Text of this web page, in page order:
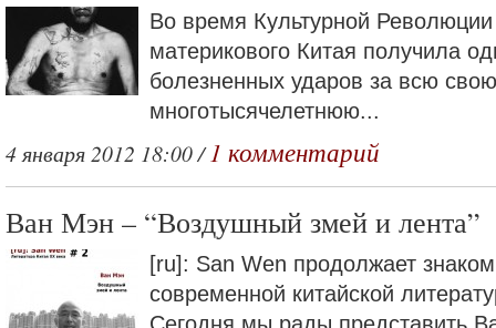
Во время Культурной Революции
материкового Китая получила
болезненных ударов за всю свою
многотысячелетнюю...
4 января 2012 18:00 /1 комментарий
Ван Мэн – “Воздушный змей и лента”
[ru]: San Wen продолжает
современной китайской